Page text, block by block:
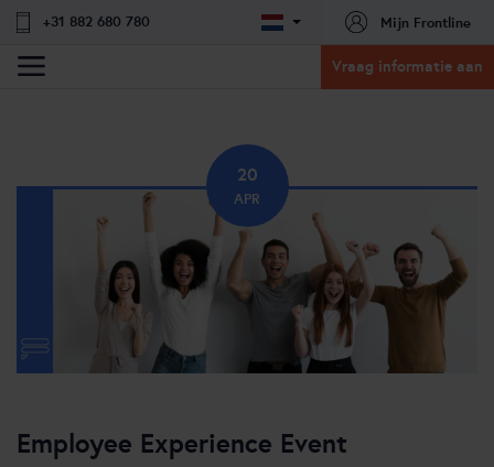
+31 882 680 780 Mijn Frontline
Vraag informatie aan
20
APR
Employee Experience Event